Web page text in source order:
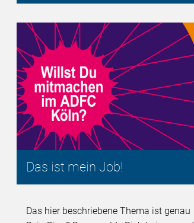
Das ist mein Job!
Das hier beschriebene Thema ist genau